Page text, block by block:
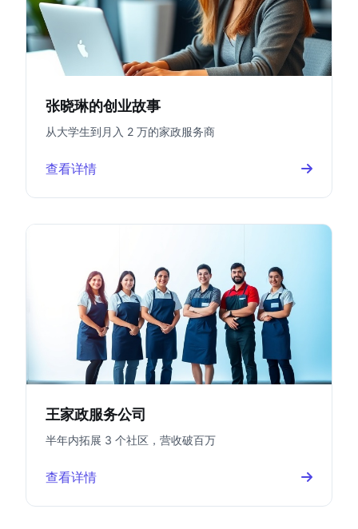
张晓琳的创业故事
从大学生到月入 2 万的家政服务商
查看详情
王家政服务公司
半年内拓展 3 个社区，营收破百万
查看详情